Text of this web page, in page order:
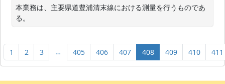
本業務は、主要県道豊浦清末線における測量を行うものであ
る。
1 2 3 … 405 406 407 408 409 410 411